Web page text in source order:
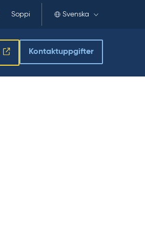
Soppi Svenska
Kontaktuppgifter